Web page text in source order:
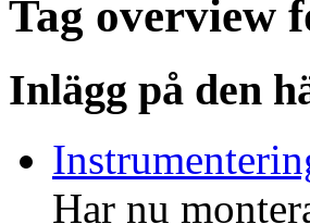
Tag overview
Inlägg på den
Har nu